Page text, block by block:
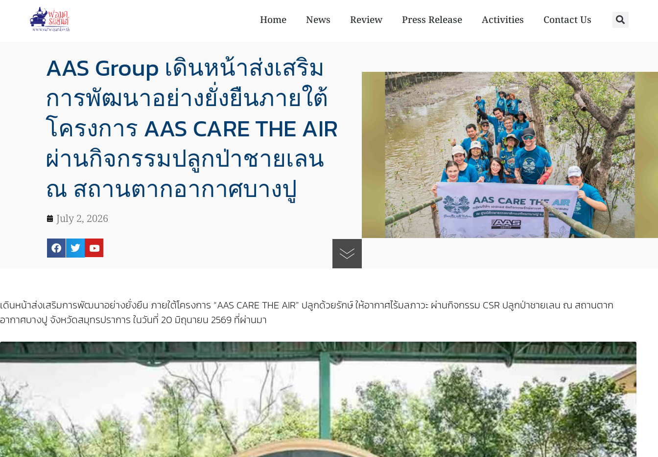
Home News Review Press Release Activities Contact Us
AAS Group เดินหน้าส่งเสริม
การพัฒนาอย่างยั่งยืนภายใต้
โครงการ AAS CARE THE AIR
ผ่านกิจกรรมปลูกป่าชายเลน
ณ สถานตากอากาศบางปู
July 2, 2026
เดินหน้าส่งเสริมการพัฒนาอย่างยั่งยืน ภายใต้โครงการ “AAS CARE THE AIR” ปลูกด้วยรักษ์ ให้อากาศไร้มลภาวะ ผ่านกิจกรรม CSR ปลูกป่าชายเลน ณ สถานตาก
อากาศบางปู จังหวัดสมุทรปราการ ในวันที่ 20 มิถุนายน 2569 ที่ผ่านมา